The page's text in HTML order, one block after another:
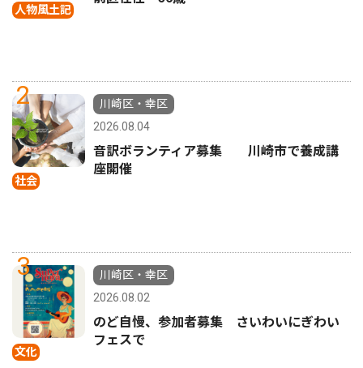
人物風土記
2
社会
川崎区・幸区
2026.08.04
音訳ボランティア募集 川崎市で養成講
座開催
3
文化
川崎区・幸区
2026.08.02
のど自慢、参加者募集 さいわいにぎわい
フェスで